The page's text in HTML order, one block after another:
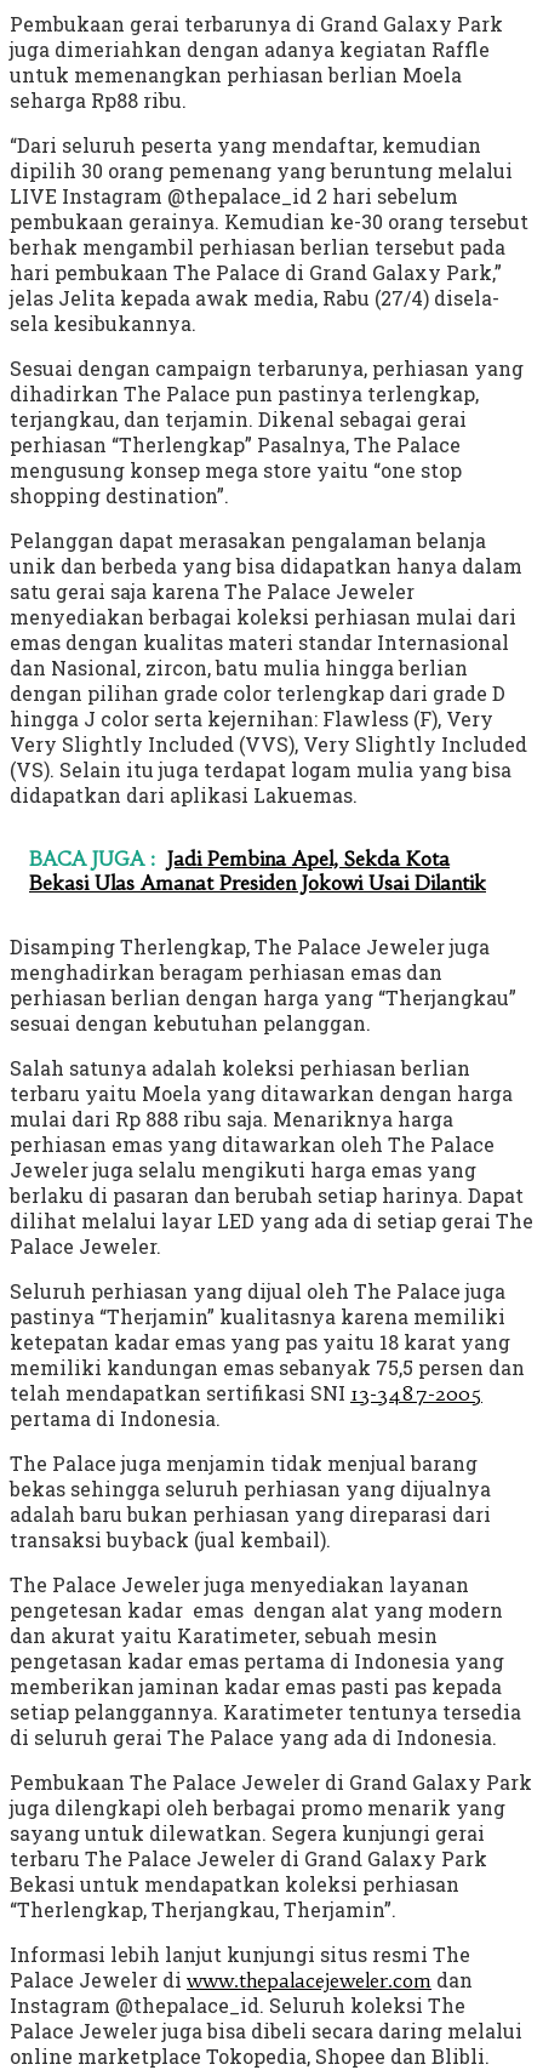
Pembukaan gerai terbarunya di Grand Galaxy Park
juga dimeriahkan dengan adanya kegiatan Raffle
untuk memenangkan perhiasan berlian Moela
seharga Rp88 ribu.
“Dari seluruh peserta yang mendaftar, kemudian
dipilih 30 orang pemenang yang beruntung melalui
LIVE Instagram @thepalace_id 2 hari sebelum
pembukaan gerainya. Kemudian ke-30 orang tersebut
berhak mengambil perhiasan berlian tersebut pada
hari pembukaan The Palace di Grand Galaxy Park,”
jelas Jelita kepada awak media, Rabu (27/4) disela-
sela kesibukannya.
Sesuai dengan campaign terbarunya, perhiasan yang
dihadirkan The Palace pun pastinya terlengkap,
terjangkau, dan terjamin. Dikenal sebagai gerai
perhiasan “Therlengkap” Pasalnya, The Palace
mengusung konsep mega store yaitu “one stop
shopping destination”.
Pelanggan dapat merasakan pengalaman belanja
unik dan berbeda yang bisa didapatkan hanya dalam
satu gerai saja karena The Palace Jeweler
menyediakan berbagai koleksi perhiasan mulai dari
emas dengan kualitas materi standar Internasional
dan Nasional, zircon, batu mulia hingga berlian
dengan pilihan grade color terlengkap dari grade D
hingga J color serta kejernihan: Flawless (F), Very
Very Slightly Included (VVS), Very Slightly Included
(VS). Selain itu juga terdapat logam mulia yang bisa
didapatkan dari aplikasi Lakuemas.
BACA JUGA : Jadi Pembina Apel, Sekda Kota
Bekasi Ulas Amanat Presiden Jokowi Usai Dilantik
Disamping Therlengkap, The Palace Jeweler juga
menghadirkan beragam perhiasan emas dan
perhiasan berlian dengan harga yang “Therjangkau”
sesuai dengan kebutuhan pelanggan.
Salah satunya adalah koleksi perhiasan berlian
terbaru yaitu Moela yang ditawarkan dengan harga
mulai dari Rp 888 ribu saja. Menariknya harga
perhiasan emas yang ditawarkan oleh The Palace
Jeweler juga selalu mengikuti harga emas yang
berlaku di pasaran dan berubah setiap harinya. Dapat
dilihat melalui layar LED yang ada di setiap gerai The
Palace Jeweler.
Seluruh perhiasan yang dijual oleh The Palace juga
pastinya “Therjamin” kualitasnya karena memiliki
ketepatan kadar emas yang pas yaitu 18 karat yang
memiliki kandungan emas sebanyak 75,5 persen dan
telah mendapatkan sertifikasi SNI 13-3487-2005
pertama di Indonesia.
The Palace juga menjamin tidak menjual barang
bekas sehingga seluruh perhiasan yang dijualnya
adalah baru bukan perhiasan yang direparasi dari
transaksi buyback (jual kembail).
The Palace Jeweler juga menyediakan layanan
pengetesan kadar emas dengan alat yang modern
dan akurat yaitu Karatimeter, sebuah mesin
pengetasan kadar emas pertama di Indonesia yang
memberikan jaminan kadar emas pasti pas kepada
setiap pelanggannya. Karatimeter tentunya tersedia
di seluruh gerai The Palace yang ada di Indonesia.
Pembukaan The Palace Jeweler di Grand Galaxy Park
juga dilengkapi oleh berbagai promo menarik yang
sayang untuk dilewatkan. Segera kunjungi gerai
terbaru The Palace Jeweler di Grand Galaxy Park
Bekasi untuk mendapatkan koleksi perhiasan
“Therlengkap, Therjangkau, Therjamin”.
Informasi lebih lanjut kunjungi situs resmi The
Palace Jeweler di www.thepalacejeweler.com dan
Instagram @thepalace_id. Seluruh koleksi The
Palace Jeweler juga bisa dibeli secara daring melalui
online marketplace Tokopedia, Shopee dan Blibli.